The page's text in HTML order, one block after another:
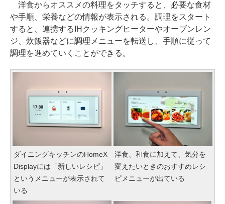
洋食からオススメの料理をタッチすると、必要な食材
や手順、栄養などの情報が表示される。調理をスタート
すると、連携するIHクッキングヒーターやオーブンレン
ジ、炊飯器などに調理メニューを転送し、手順に従って
調理を進めていくことができる。
ダイニングキッチンのHomeX
Displayには「新しいレシピ」
というメニューが表示されて
いる
洋食、和食に加えて、気分を
変えたいときのおすすめレシ
ピメニューが出ている